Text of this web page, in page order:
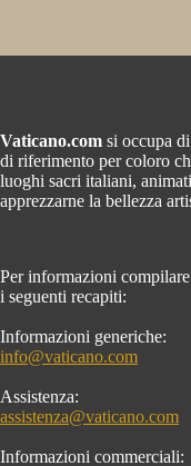
Vaticano.com si occupa di
di riferimento per coloro
luoghi sacri italiani,
apprezzarne la bellezza
Per informazioni
i seguenti recapiti:
Informazioni generiche:
info@vaticano.com
Assistenza:
assistenza@vaticano.com
Informazioni commerciali: